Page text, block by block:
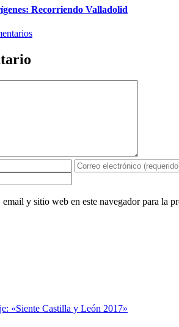
Recorriendo Valladolid
y sitio web en este navegador para la
«Siente Castilla y León 2017»